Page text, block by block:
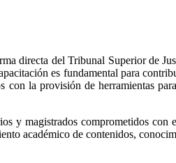
directa del Tribunal Superior de
es fundamental para
la provisión de herramientas
y magistrados comprometidos
académico de contenidos,